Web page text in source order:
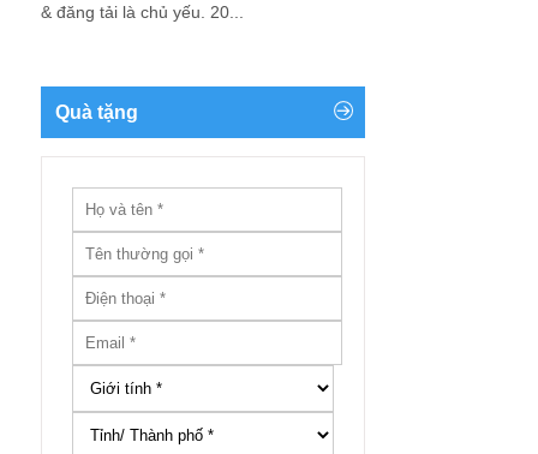
& đăng tải là chủ yếu. 20...
Quà tặng